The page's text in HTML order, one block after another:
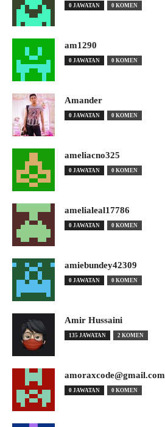
0 JAWATAN 0 KOMEN
am1290
0 JAWATAN 0 KOMEN
Amander
0 JAWATAN 0 KOMEN
ameliacno325
0 JAWATAN 0 KOMEN
amelialeal17786
0 JAWATAN 0 KOMEN
amiebundey42309
0 JAWATAN 0 KOMEN
Amir Hussaini
135 JAWATAN 2 KOMEN
amoraxcode@gmail.com
0 JAWATAN 0 KOMEN